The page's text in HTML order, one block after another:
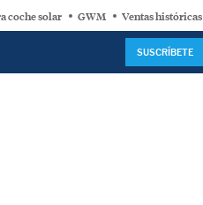
coche solar GWM Ventas históricas
SUSCRÍBETE